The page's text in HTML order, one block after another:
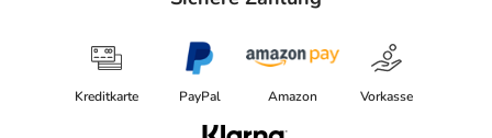
Kreditkarte PayPal Amazon Vorkasse